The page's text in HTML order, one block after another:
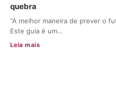
quebra
“A melhor maneira de prever o
Este guia é um…
Leia mais